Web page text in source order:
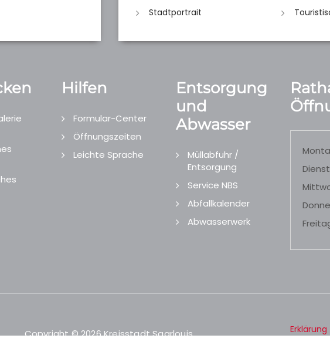
Stadtportrait
Hilfen
Formular-Center
Öffnungszeiten
Leichte Sprache
Entsorgung
und
Abwasser
Müllabfuhr /
Entsorgung
Service NBS
Abfallkalender
Abwasserwerk
Copyright © 2026 Kreisstadt Saarlouis.